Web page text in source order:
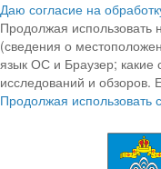
Даю согласие на
Продолжая использовать
(сведения о
язык ОС и Браузер; какие
исследований и обзоров.
Продолжая использовать